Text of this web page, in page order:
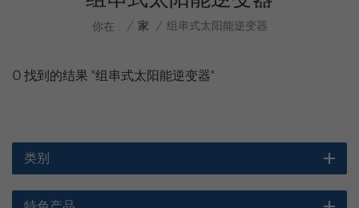
你在 : / 家 / 组串式太阳能逆变器
0 找到的结果 "组串式太阳能逆变器"
类别